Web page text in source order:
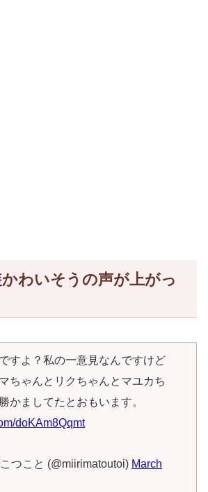
わいそうの声が上がっ
すよ？私の一意見なんですけど
ちゃんとリクちゃんとマユカち
かましてたとおもいます。
doKAm8Qqmt
つこと (@miirimatoutoi) March